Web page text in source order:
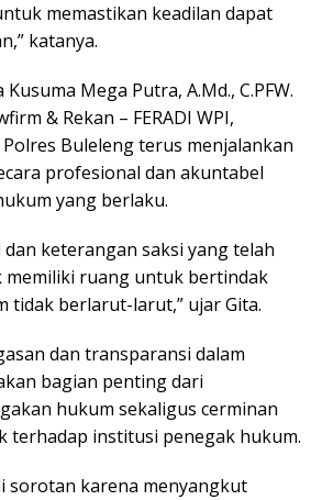
memastikan keadilan dapat
katanya.
Mega Putra, A.Md., C.PFW.
& Rekan – FERADI WPI,
Buleleng terus menjalankan
profesional dan akuntabel
yang berlaku.
keterangan saksi yang telah
memiliki ruang untuk bertindak
tidak berlarut-larut,” ujar Gita.
dan transparansi dalam
bagian penting dari
hukum sekaligus cerminan
terhadap institusi penegak hukum.
sorotan karena menyangkut